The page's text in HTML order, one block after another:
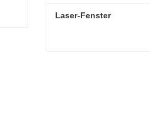
Laser-Fenster